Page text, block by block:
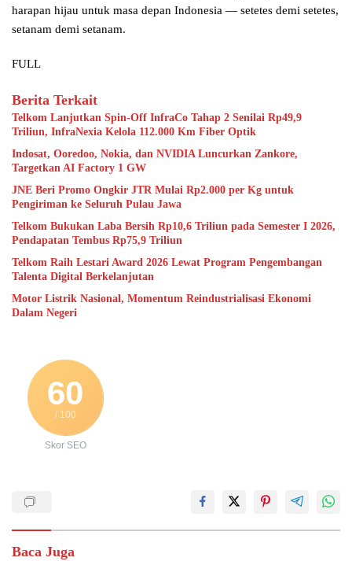
harapan hijau untuk masa depan Indonesia — setetes demi setetes,
setanam demi setanam.
FULL
Berita Terkait
Telkom Lanjutkan Spin-Off InfraCo Tahap 2 Senilai Rp49,9
Triliun, InfraNexia Kelola 112.000 Km Fiber Optik
Indosat, Ooredoo, Nokia, dan NVIDIA Luncurkan Zankore,
Targetkan AI Factory 1 GW
JNE Beri Promo Ongkir JTR Mulai Rp2.000 per Kg untuk
Pengiriman ke Seluruh Pulau Jawa
Telkom Bukukan Laba Bersih Rp10,6 Triliun pada Semester I 2026,
Pendapatan Tembus Rp75,9 Triliun
Telkom Raih Lestari Award 2026 Lewat Program Pengembangan
Talenta Digital Berkelanjutan
Motor Listrik Nasional, Momentum Reindustrialisasi Ekonomi
Dalam Negeri
60
/ 100
Skor SEO
Baca Juga